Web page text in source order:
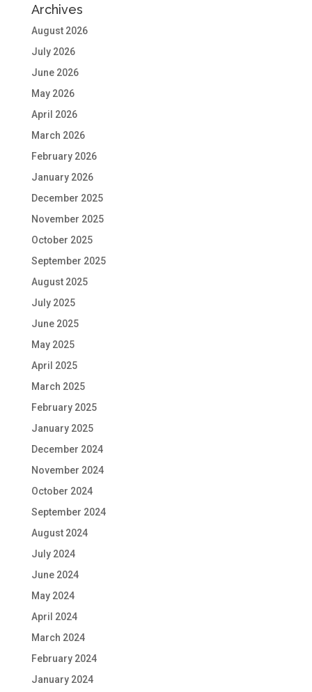
Archives
August 2026
July 2026
June 2026
May 2026
April 2026
March 2026
February 2026
January 2026
December 2025
November 2025
October 2025
September 2025
August 2025
July 2025
June 2025
May 2025
April 2025
March 2025
February 2025
January 2025
December 2024
November 2024
October 2024
September 2024
August 2024
July 2024
June 2024
May 2024
April 2024
March 2024
February 2024
January 2024